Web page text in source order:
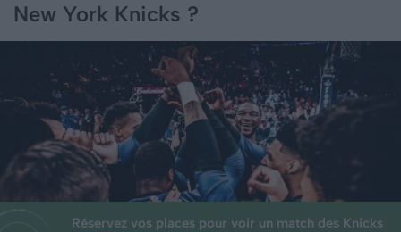
New York Knicks ?
Réservez vos places pour voir un match des Knicks